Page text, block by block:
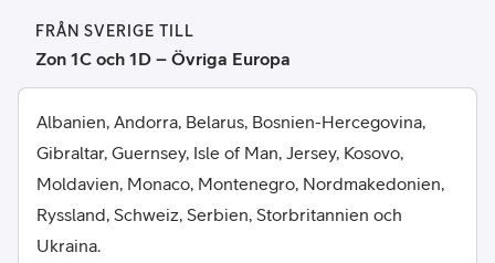
FRÅN SVERIGE TILL
Zon 1C och 1D – Övriga Europa
Albanien, Andorra, Belarus, Bosnien-Hercegovina,
Gibraltar, Guernsey, Isle of Man, Jersey, Kosovo,
Moldavien, Monaco, Montenegro, Nordmakedonien,
Ryssland, Schweiz, Serbien, Storbritannien och
Ukraina.